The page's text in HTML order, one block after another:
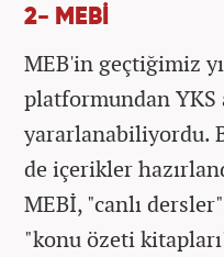
2- MEBİ
MEB'in geçtiğimiz
platformundan YKS
yararlanabiliyordu.
de içerikler
MEBİ, "canlı
"konu özeti